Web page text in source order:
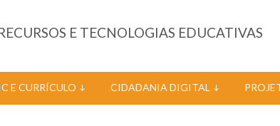
E TECNOLOGIAS EDUCATIVAS
E CURRÍCULO CIDADANIA DIGITAL